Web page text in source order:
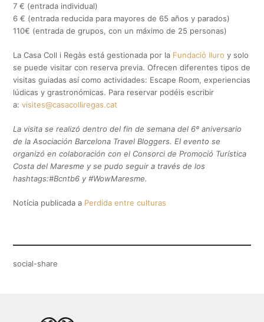
7 € (entrada individual)
6 € (entrada reducida para mayores de 65 años y parados)
110€ (entrada de grupos, con un máximo de 25 personas)
La Casa Coll i Regàs está gestionada por la Fundació Iluro y solo
se puede visitar con reserva previa. Ofrecen diferentes tipos de
visitas guiadas así como actividades: Escape Room, experiencias
lúdicas y grastronómicas. Para reservar podéis escribir
a:visites@casacolliregas.cat
La visita se realizó dentro del fin de semana del 6º aniversario
de la Asociación Barcelona Travel Bloggers. El evento se
organizó en colaboración con el Consorci de Promoció Turística
Costa del Maresme y se pudo seguir a través de los
hashtags:#Bcntb6 y #WowMaresme.
Notícia publicada a Perdida entre culturas
social-share